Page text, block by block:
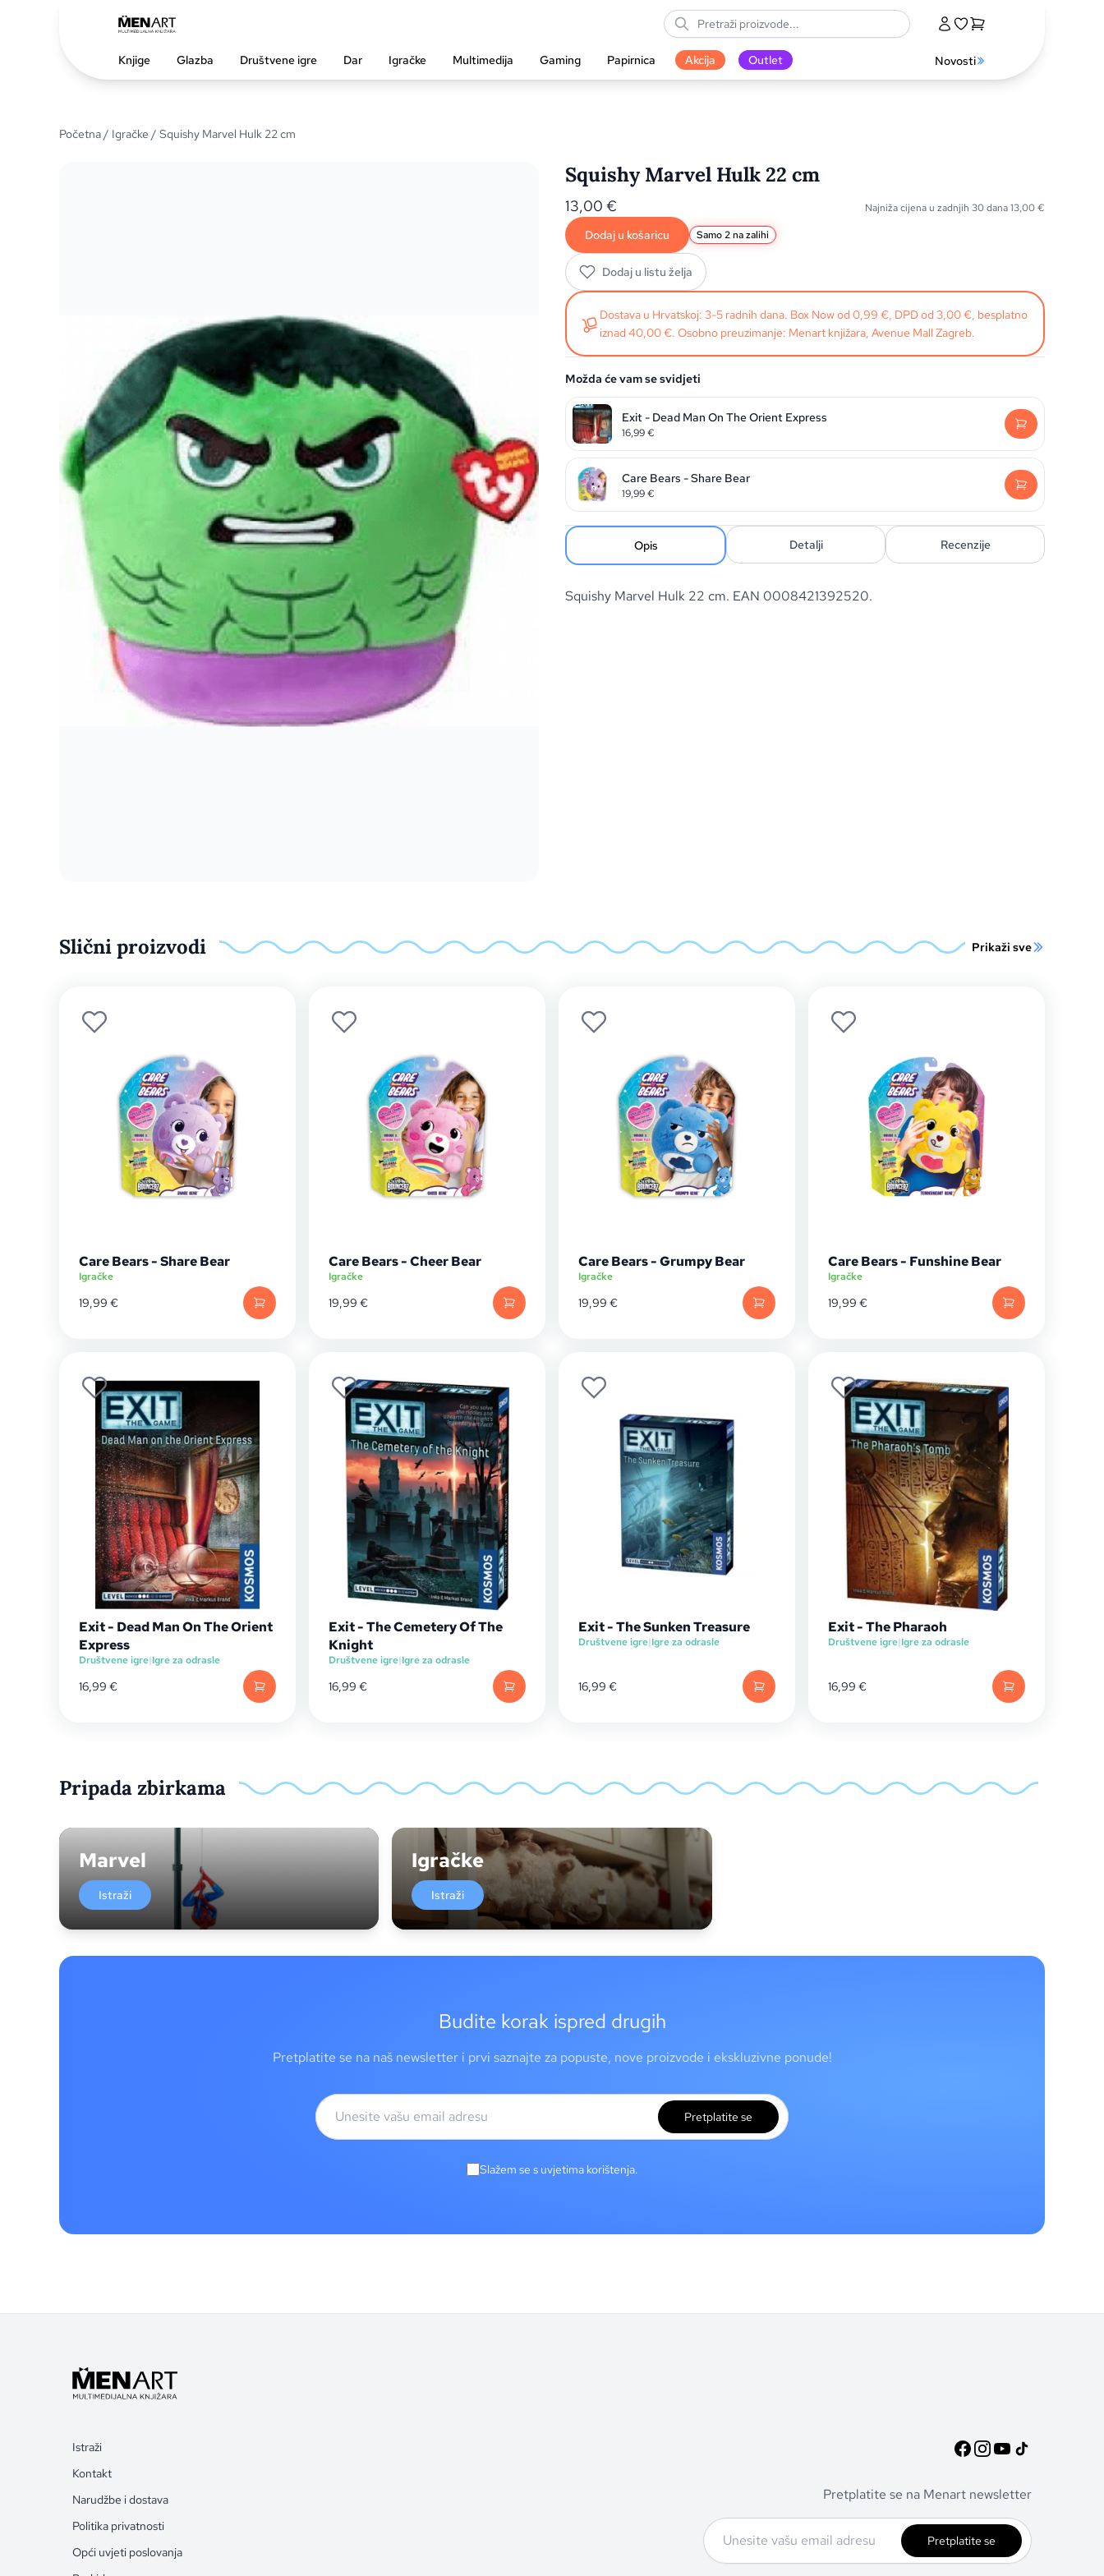
Knjige Glazba Društvene igre Dar Igračke Multimedija Gaming Papirnica Akcija Outlet Novosti
Početna/ Igračke / Squishy Marvel Hulk 22 cm
Squishy Marvel Hulk 22 cm
13,00 € Najniža cijena u zadnjih 30 dana13,00€
Dodaj u košaricu Samo 2 na zalihi
Dodaj u listu želja
Dostava u Hrvatskoj: 3-5 radnih dana. Box Now od 0,99 €, DPD od 3,00 €, besplatno
iznad 40,00 €. Osobno preuzimanje: Menart knjižara, Avenue Mall Zagreb.
Možda će vam se svidjeti
Exit - Dead Man On The Orient Express
16,99€
Care Bears - Share Bear
19,99€
Opis Detalji Recenzije
Squishy Marvel Hulk 22 cm. EAN 0008421392520.
Slični proizvodi Prikaži sve
Care Bears - Share Bear
Igračke
19,99 €
Care Bears - Cheer Bear
Igračke
19,99 €
Care Bears - Grumpy Bear
Igračke
19,99 €
Care Bears - Funshine Bear
Igračke
19,99 €
Exit - Dead Man On The Orient
Express
Društvene igre|Igre za odrasle
16,99 €
Exit - The Cemetery Of The
Knight
Društvene igre|Igre za odrasle
16,99 €
Exit - The Sunken Treasure
Društvene igre|Igre za odrasle
16,99 €
Exit - The Pharaoh
Društvene igre|Igre za odrasle
16,99 €
Pripada zbirkama
Marvel
Istraži
Igračke
Istraži
Budite korak ispred drugih
Pretplatite se na naš newsletter i prvi saznajte za popuste, nove proizvode i ekskluzivne ponude!
Pretplatite se
Slažem se s uvjetima korištenja.
Istraži
Kontakt
Narudžbe i dostava
Politika privatnosti
Opći uvjeti poslovanja
Pretplatite se na Menart newsletter
Pretplatite se